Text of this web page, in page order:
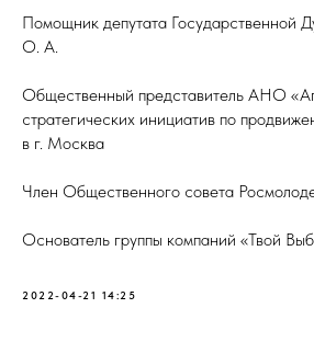
Помощник депутата
О. А.
Общественный представитель АНО
стратегических инициатив по
в г. Москва
Член Общественного совета
Основатель группы компаний «Твой
2022-04-21 14:25